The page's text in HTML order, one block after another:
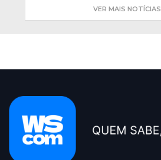
VER MAIS NOTÍCIAS